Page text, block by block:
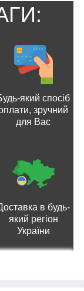
який спосіб
зручний
для Вас
в будь-
який регіон
України